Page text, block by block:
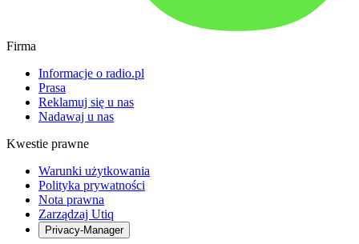
Firma
Informacje o radio.pl
Prasa
Reklamuj się u nas
Nadawaj u nas
Kwestie prawne
Warunki użytkowania
Polityka prywatności
Nota prawna
Zarządzaj Utiq
Privacy-Manager